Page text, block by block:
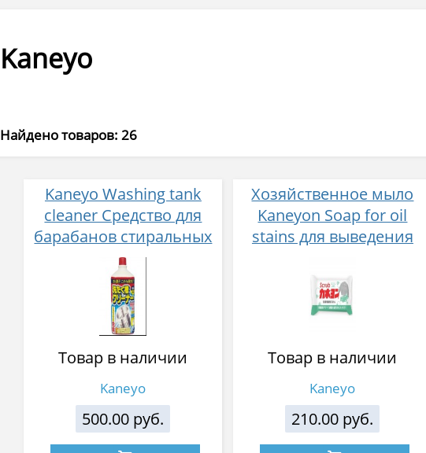
Kaneyo
Найдено товаров: 26
Kaneyo Washing tank
cleaner Cредство для
барабанов стиральных
машин хлорное 550 г
Товар в наличии
Kaneyo
500.00 руб.
Хозяйственное мыло
Kaneyon Soap for oil
stains для выведения
110 г
Товар в наличии
Kaneyo
210.00 руб.